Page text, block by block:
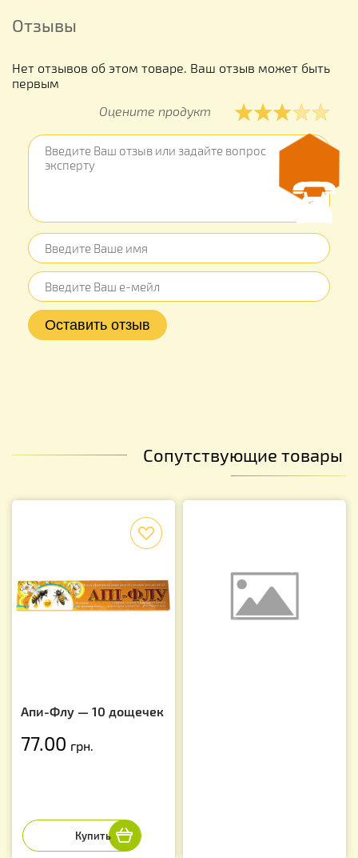
Отзывы
Нет отзывов об этом товаре. Ваш отзыв может быть
первым
Оцените продукт
Сопутствующие товары
Апи-Флу — 10 дощечек
77.00 грн.